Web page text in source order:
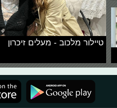
טיילור מלכוב - מעלים זיכרון